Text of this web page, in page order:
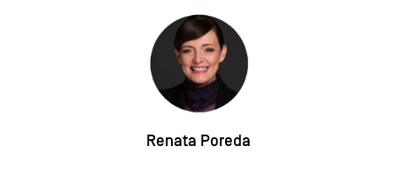
Renata Poreda